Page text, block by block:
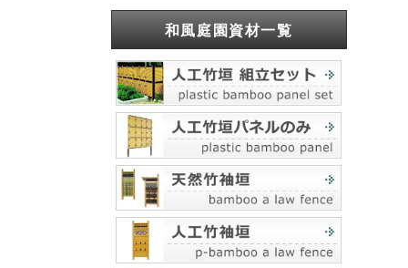
和風庭園資材一覧